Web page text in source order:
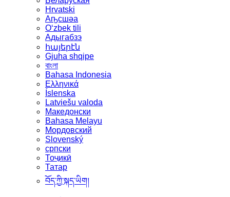
Hrvatski
Аҧсшәа
Oʻzbek tili
Адыгабзэ
հայերէն
Gjuha shqipe
বাংলা
Bahasa Indonesia
Ελληνικά
Íslenska
Latviešu valoda
Македонски
Bahasa Melayu
Мордовский
Slovenský
српски
Тоҷикӣ
Татар
བོད་ཀྱི་སྐད་ཡིག།